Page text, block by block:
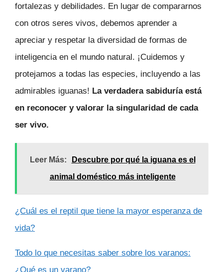
fortalezas y debilidades. En lugar de compararnos
con otros seres vivos, debemos aprender a
apreciar y respetar la diversidad de formas de
inteligencia en el mundo natural. ¡Cuidemos y
protejamos a todas las especies, incluyendo a las
admirables iguanas! La verdadera sabiduría está
en reconocer y valorar la singularidad de cada
ser vivo.
Leer Más:
Descubre por qué la iguana es el
animal doméstico más inteligente
¿Cuál es el reptil que tiene la mayor esperanza de
vida?
Todo lo que necesitas saber sobre los varanos:
¿Qué es un varano?